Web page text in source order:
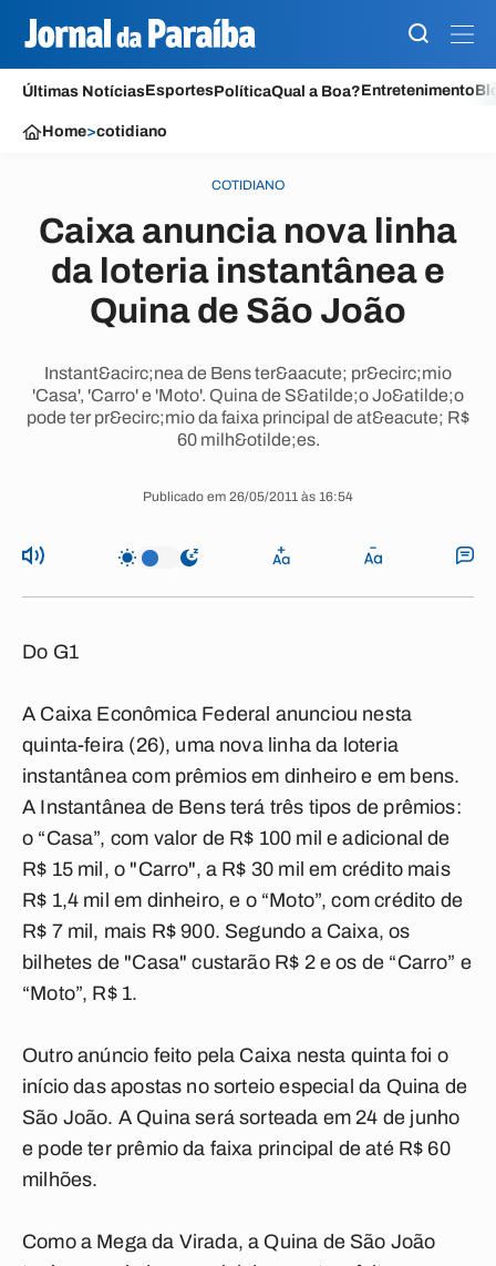
Últimas NotíciasEsportesPolíticaQual a Boa?Entretenimento
Home>cotidiano
COTIDIANO
Caixa anuncia nova linha
da loteria instantânea e
Quina de São João
Instant&acirc;nea de Bens ter&aacute; pr&ecirc;mio
'Casa', 'Carro' e 'Moto'. Quina de S&atilde;o Jo&atilde;o
pode ter pr&ecirc;mio da faixa principal de at&eacute; R$
60 milh&otilde;es.
Publicado em 26/05/2011 às 16:54
Do G1
A Caixa Econômica Federal anunciou nesta
quinta-feira (26), uma nova linha da loteria
instantânea com prêmios em dinheiro e em bens.
A Instantânea de Bens terá três tipos de prêmios:
o “Casa”, com valor de R$ 100 mil e adicional de
R$ 15 mil, o "Carro", a R$ 30 mil em crédito mais
R$ 1,4 mil em dinheiro, e o “Moto”, com crédito de
R$ 7 mil, mais R$ 900. Segundo a Caixa, os
bilhetes de "Casa" custarão R$ 2 e os de “Carro” e
“Moto”, R$ 1.
Outro anúncio feito pela Caixa nesta quinta foi o
início das apostas no sorteio especial da Quina de
São João. A Quina será sorteada em 24 de junho
e pode ter prêmio da faixa principal de até R$ 60
milhões.
Como a Mega da Virada, a Quina de São João